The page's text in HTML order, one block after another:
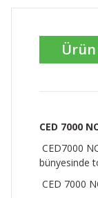
CED 7000
CED7000
bünyesinde
CED 7000